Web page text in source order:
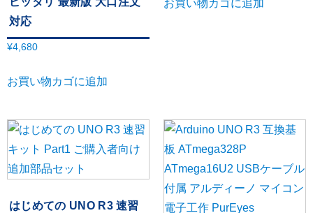
対応
¥4,680
お買い物カゴに追加
お買い物カゴに追加
はじめての UNO R3 速習